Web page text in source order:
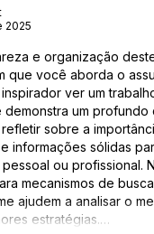
no Brasil
2025
e organização
que você aborda o
ver um
um profundo
sobre a
informações sólidas
ou profissional.
mecanismos de
ajudem a analisar o
estratégias.…